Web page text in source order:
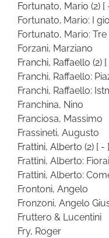
Fortunato, Mario (2) [
Fortunato, Mario: I
Fortunato, Mario:
Forzani, Marziano
Franchi, Raffaello (2) [
Franchi, Raffaello:
Franchi, Raffaello:
Franchina, Nino
Franciosa, Massimo
Frassineti, Augusto
Frattini, Alberto (2) [ - ]
Frattini, Alberto:
Frattini, Alberto:
Frontoni, Angelo
Fronzoni, Angelo
Fruttero & Lucentini
Fry, Roger